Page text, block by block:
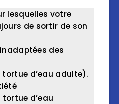
lesquelles votre
de sortir de son
des
d’eau adulte).
d’eau